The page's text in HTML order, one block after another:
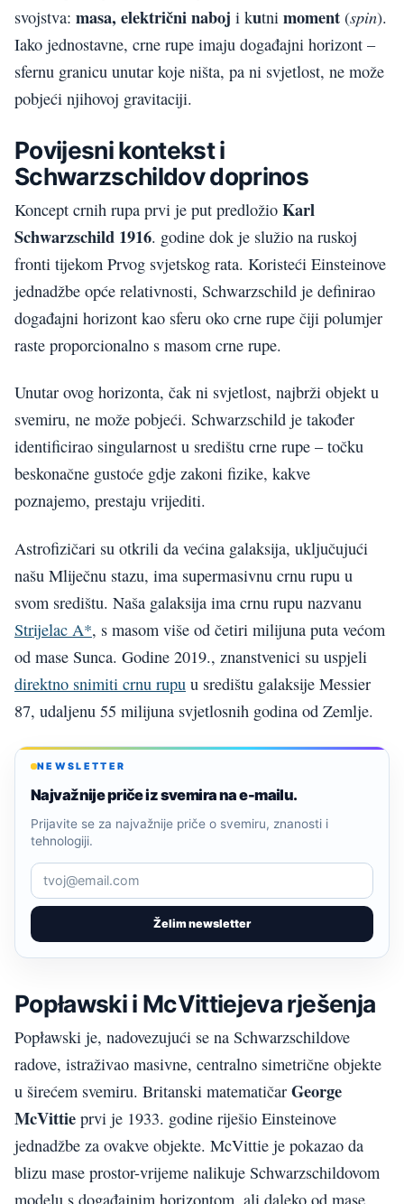
svojstva: masa, električni naboj i kutni moment (spin).
Iako jednostavne, crne rupe imaju događajni horizont –
sfernu granicu unutar koje ništa, pa ni svjetlost, ne može
pobjeći njihovoj gravitaciji.
Povijesni kontekst i
Schwarzschildov doprinos
Koncept crnih rupa prvi je put predložio Karl
Schwarzschild 1916. godine dok je služio na ruskoj
fronti tijekom Prvog svjetskog rata. Koristeći Einsteinove
jednadžbe opće relativnosti, Schwarzschild je definirao
događajni horizont kao sferu oko crne rupe čiji polumjer
raste proporcionalno s masom crne rupe.
Unutar ovog horizonta, čak ni svjetlost, najbrži objekt u
svemiru, ne može pobjeći. Schwarzschild je također
identificirao singularnost u središtu crne rupe – točku
beskonačne gustoće gdje zakoni fizike, kakve
poznajemo, prestaju vrijediti.
Astrofizičari su otkrili da većina galaksija, uključujući
našu Mliječnu stazu, ima supermasivnu crnu rupu u
svom središtu. Naša galaksija ima crnu rupu nazvanu
Strijelac A*, s masom više od četiri milijuna puta većom
od mase Sunca. Godine 2019., znanstvenici su uspjeli
direktno snimiti crnu rupu u središtu galaksije Messier
87, udaljenu 55 milijuna svjetlosnih godina od Zemlje.
NEWSLETTER
Najvažnije priče iz svemira na e-mailu.
Želim newsletter
Prijavite se za najvažnije priče o svemiru, znanosti i
tehnologiji.
Popławski i McVittiejeva rješenja
Popławski je, nadovezujući se na Schwarzschildove
radove, istraživao masivne, centralno simetrične objekte
u širećem svemiru. Britanski matematičar George
McVittie prvi je 1933. godine riješio Einsteinove
jednadžbe za ovakve objekte. McVittie je pokazao da
blizu mase prostor-vrijeme nalikuje Schwarzschildovom
modelu s događajnim horizontom, ali daleko od mase